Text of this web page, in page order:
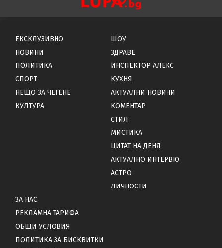
ЕКСКЛУЗИВНО
НОВИНИ
ПОЛИТИКА
СПОРТ
НЕЩО ЗА ЧЕТЕНЕ
КУЛТУРА
ШОУ
ЗДРАВЕ
ИНСПЕКТОР АЛЕКС
КУХНЯ
АКТУАЛНИ НОВИНИ
КОМЕНТАР
СТИЛ
МИСТИКА
ЦИТАТ НА ДЕНЯ
АКТУАЛНО ИНТЕРВЮ
АСТРО
ЛИЧНОСТИ
ЗА НАС
РЕКЛАМНА ТАРИФА
ОБЩИ УСЛОВИЯ
ПОЛИТИКА ЗА БИСКВИТКИ